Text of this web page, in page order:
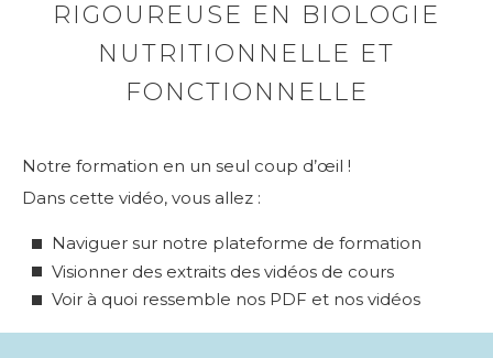
RIGOUREUSE EN BIOLOGIE
NUTRITIONNELLE ET
FONCTIONNELLE
Notre formation en un seul coup d’œil !
Dans cette vidéo, vous allez :
Naviguer sur notre plateforme de formation
Visionner des extraits des vidéos de cours
Voir à quoi ressemble nos PDF et nos vidéos